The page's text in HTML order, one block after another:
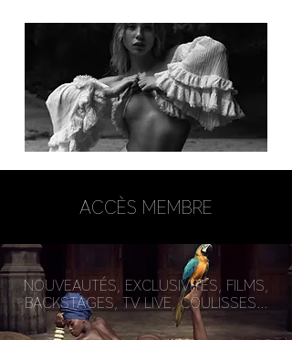
ACCÈS MEMBRE
NOUVEAUTÉS, EXCLUSIVITÉS, FILMS,
BACKSTAGES, TV LIVE, COULISSES...